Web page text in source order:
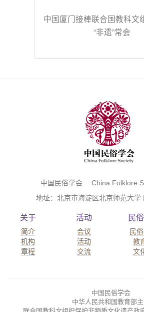
中国厦门接棒联合国教科文
“非遗”常会
中国民俗学会 China Folklore
地址：北京市海淀区北京师范大学
关于
简介
机构
章程
活动
会议
活动
交流
民
民
教
文
中国民俗学会
中华人民共和国教育部